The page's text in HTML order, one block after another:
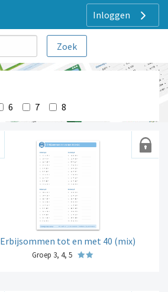
Inloggen
6 7 8
Erbijsommen tot en met 40 (mix)
Groep 3, 4, 5